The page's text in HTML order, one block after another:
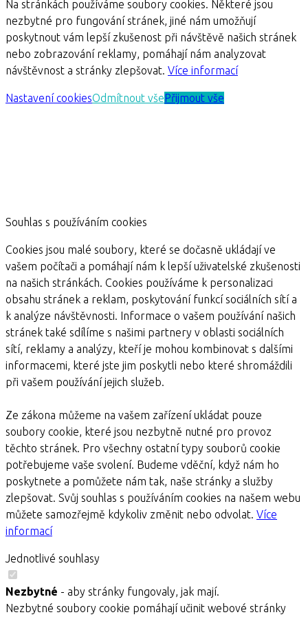
Na stránkách používáme soubory cookies. Některé jsou
nezbytné pro fungování stránek, jiné nám umožňují
poskytnout vám lepší zkušenost při návštěvě našich stránek
nebo zobrazování reklamy, pomáhají nám analyzovat
návštěvnost a stránky zlepšovat. Více informací
Nastavení cookiesOdmítnout všePřijmout vše
Souhlas s používáním cookies
Cookies jsou malé soubory, které se dočasně ukládají ve
vašem počítači a pomáhají nám k lepší uživatelské zkušenosti
na našich stránkách. Cookies používáme k personalizaci
obsahu stránek a reklam, poskytování funkcí sociálních sítí a
k analýze návštěvnosti. Informace o vašem používání našich
stránek také sdílíme s našimi partnery v oblasti sociálních
sítí, reklamy a analýzy, kteří je mohou kombinovat s dalšími
informacemi, které jste jim poskytli nebo které shromáždili
při vašem používání jejich služeb.
Ze zákona můžeme na vašem zařízení ukládat pouze
soubory cookie, které jsou nezbytně nutné pro provoz
těchto stránek. Pro všechny ostatní typy souborů cookie
potřebujeme vaše svolení. Budeme vděční, když nám ho
poskytnete a pomůžete nám tak, naše stránky a služby
zlepšovat. Svůj souhlas s používáním cookies na našem webu
můžete samozřejmě kdykoliv změnit nebo odvolat. Více
informací
Jednotlivé souhlasy
Nezbytné - aby stránky fungovaly, jak mají.
Nezbytné soubory cookie pomáhají učinit webové stránky